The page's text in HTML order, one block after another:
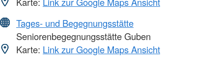
Tages- und Begegnungsstätte
Seniorenbegegnungsstätte Guben
Karte: Link zur Google Maps Ansicht